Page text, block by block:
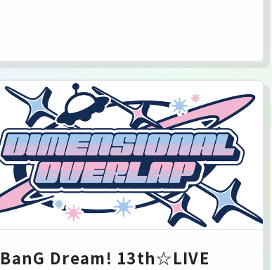
BanG Dream! 13th☆LIVE